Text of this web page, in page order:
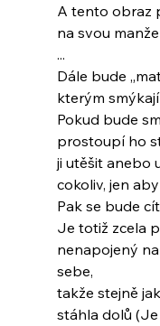
A tento obraz
na svou
...
Dále bude
kterým
Pokud bude
prostoupí ho
ji utěšit anebo
cokoliv, jen
Pak se bude
Je totiž zcela
nenapojený
sebe,
takže stejně
stáhla dolů (Je